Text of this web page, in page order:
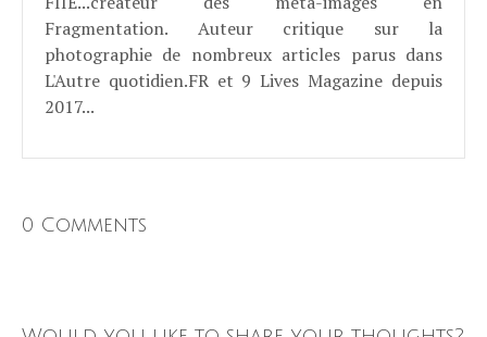
Fragmentation. Auteur critique sur la
photographie de nombreux articles parus dans
L'Autre quotidien.FR et 9 Lives Magazine depuis
2017...
0 Comments